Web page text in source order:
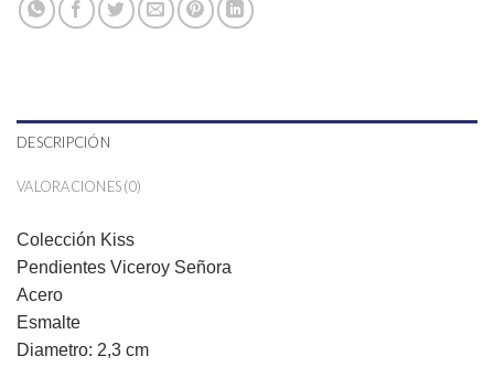
DESCRIPCIÓN
VALORACIONES (0)
Colección Kiss
Pendientes Viceroy Señora
Acero
Esmalte
Diametro: 2,3 cm